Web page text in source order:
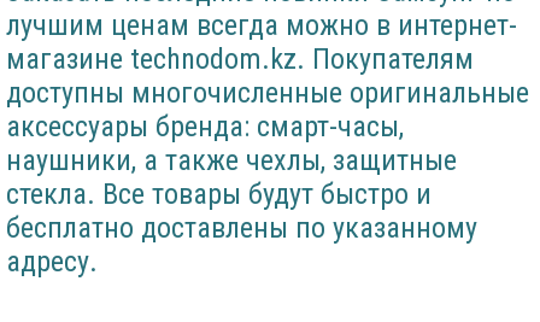
лучшим ценам всегда можно в интернет-
магазине technodom.kz. Покупателям
доступны многочисленные оригинальные
аксессуары бренда: смарт-часы,
наушники, а также чехлы, защитные
стекла. Все товары будут быстро и
бесплатно доставлены по указанному
адресу.